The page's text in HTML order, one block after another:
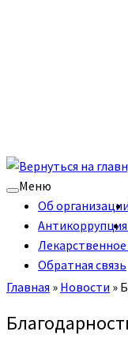
Меню
Об организации
Антикоррупция
Обратная связь
Главная » Новости »